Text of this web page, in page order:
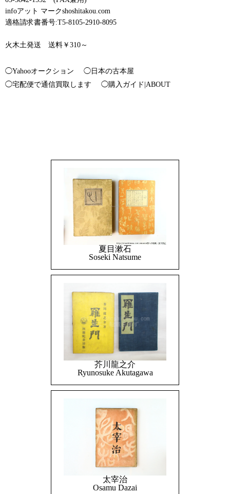
infoアット マークshoshitakou.com
適格請求書番号:T5-8105-2910-8095
火木土発送 送料￥310～
◯Yahooオークション
◯日本の古本屋
◯宅配便で通信買取します
◯購入ガイド|ABOUT
夏目漱石
Soseki Natsume
芥川龍之介
Ryunosuke Akutagawa
太宰治
Osamu Dazai